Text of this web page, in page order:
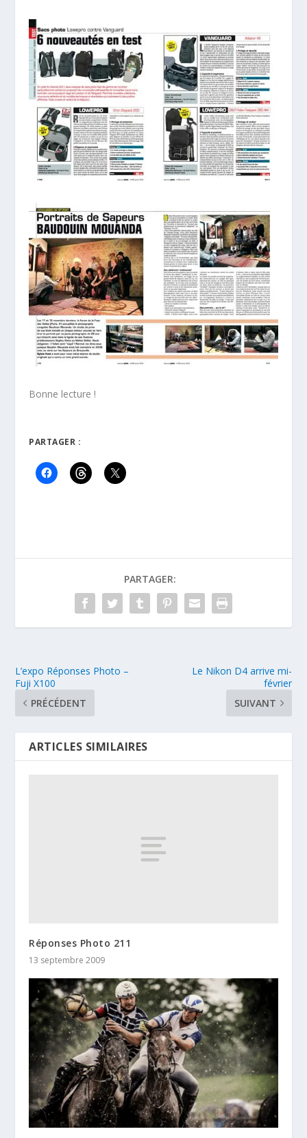
Bonne lecture !
PARTAGER :
PARTAGER:
L’expo Réponses Photo –
Fuji X100
PRÉCÉDENT
Le Nikon D4 arrive mi-
février
SUIVANT
ARTICLES SIMILAIRES
Réponses Photo 211
13 septembre 2009